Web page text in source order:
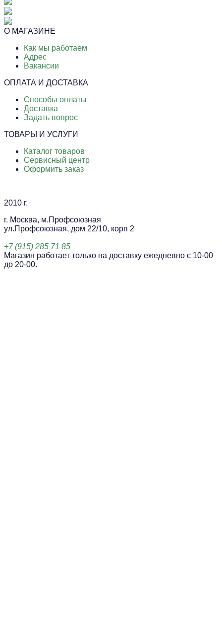
О МАГАЗИНЕ
Как мы работаем
Адрес
Вакансии
ОПЛАТА И ДОСТАВКА
Способы оплаты
Доставка
Задать вопрос
ТОВАРЫ И УСЛУГИ
Каталог товаров
Сервисный центр
Оформить заказ
2010 г.
г. Москва, м.Профсоюзная
ул.Профсоюзная, дом 22/10, корп 2
+7 (915) 285 71 85
Магазин работает только на доставку ежедневно с 10-00
до 20-00.